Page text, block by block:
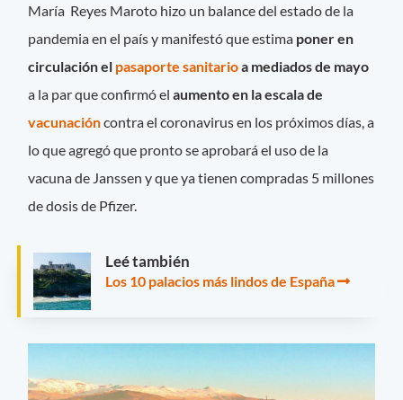
María Reyes Maroto hizo un balance del estado de la
pandemia en el país y manifestó que estima poner en
circulación el pasaporte sanitarioa mediados de mayo
a la par que confirmó elaumento en la escala de
vacunacióncontra el coronavirus en los próximos días, a
lo que agregó que pronto se aprobará el uso de la
vacuna de Janssen y que ya tienen compradas 5 millones
de dosis de Pfizer.
Leé también
Los 10 palacios más lindos de España